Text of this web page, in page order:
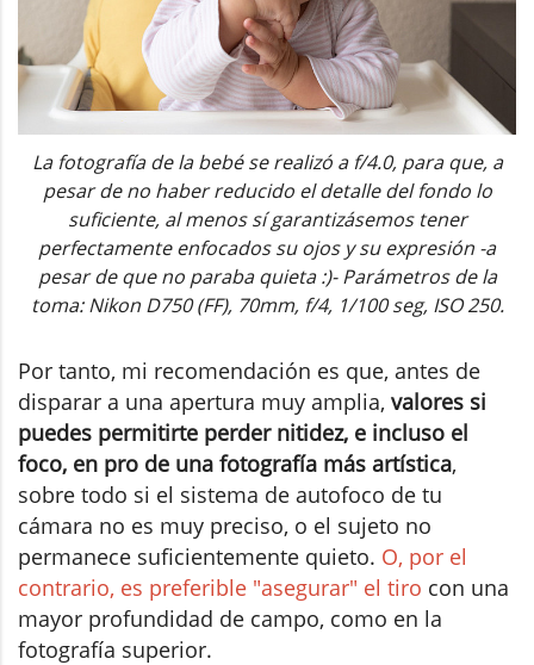
La fotografía de la bebé se realizó a f/4.0, para que, a
pesar de no haber reducido el detalle del fondo lo
suficiente, al menos sí garantizásemos tener
perfectamente enfocados su ojos y su expresión -a
pesar de que no paraba quieta :)- Parámetros de la
toma: Nikon D750 (FF), 70mm, f/4, 1/100 seg, ISO 250.
Por tanto, mi recomendación es que, antes de
disparar a una apertura muy amplia, valores si
puedes permitirte perder nitidez, e incluso el
foco, en pro de una fotografía más artística,
sobre todo si el sistema de autofoco de tu
cámara no es muy preciso, o el sujeto no
permanece suficientemente quieto. O, por el
contrario, es preferible "asegurar" el tiro con una
mayor profundidad de campo, como en la
fotografía superior.